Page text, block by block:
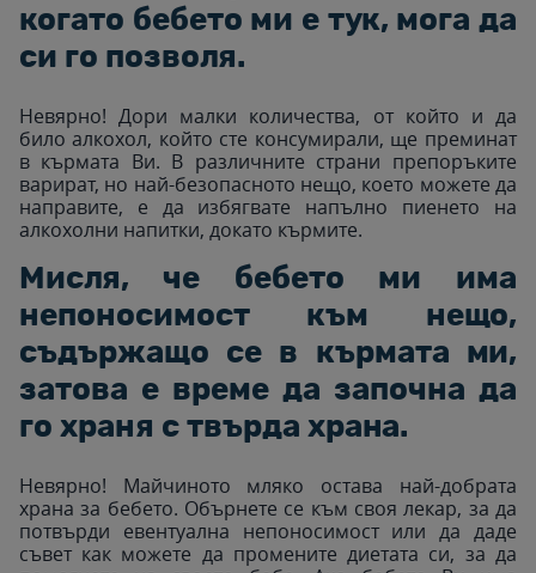
когато бебето ми е тук, мога да
си го позволя.
Невярно! Дори малки количества, от който и да
било алкохол, който сте консумирали, ще преминат
в кърмата Ви. В различните страни препоръките
варират, но най-безопасното нещо, което можете да
направите, е да избягвате напълно пиенето на
алкохолни напитки, докато кърмите.
Мисля, че бебето ми има
непоносимост към нещо,
съдържащо се в кърмата ми,
затова е време да започна да
го храня с твърда храна.
Невярно! Майчиното мляко остава най-добрата
храна за бебето. Обърнете се към своя лекар, за да
потвърди евентуална непоносимост или да даде
съвет как можете да промените диетата си, за да